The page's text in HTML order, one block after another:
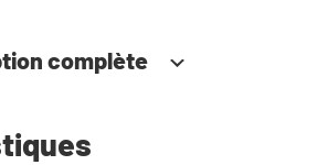
également à votre
complète